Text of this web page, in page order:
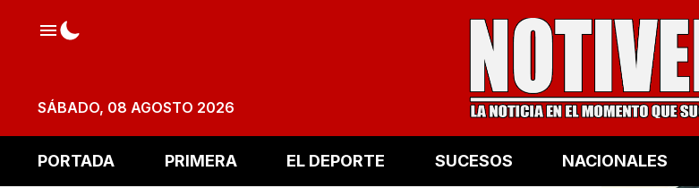
SÁBADO, 08 AGOSTO 2026
PORTADA PRIMERA EL DEPORTE SUCESOS NACIONALES